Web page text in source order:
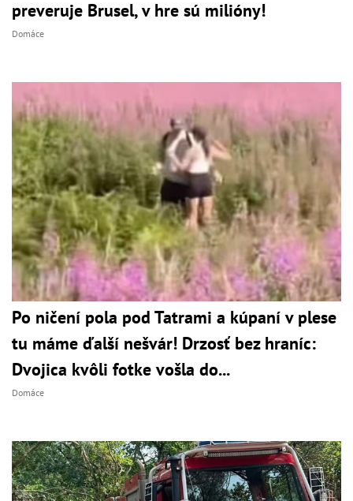
preveruje Brusel, v hre sú milióny!
Domáce
Po ničení pola pod Tatrami a kúpaní v plese
tu máme ďalší nešvár! Drzosť bez hraníc:
Dvojica kvôli fotke vošla do...
Domáce